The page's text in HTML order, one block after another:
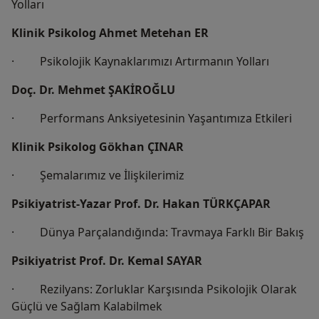
Yolları
Klinik Psikolog Ahmet Metehan ER
· Psikolojik Kaynaklarımızı Artırmanın Yolları
Doç. Dr. Mehmet ŞAKİROĞLU
· Performans Anksiyetesinin Yaşantımıza Etkileri
Klinik Psikolog Gökhan ÇINAR
· Şemalarımız ve İlişkilerimiz
Psikiyatrist-Yazar Prof. Dr. Hakan TÜRKÇAPAR
· Dünya Parçalandığında: Travmaya Farklı Bir Bakış
Psikiyatrist Prof. Dr. Kemal SAYAR
· Rezilyans: Zorluklar Karşısında Psikolojik Olarak
Güçlü ve Sağlam Kalabilmek